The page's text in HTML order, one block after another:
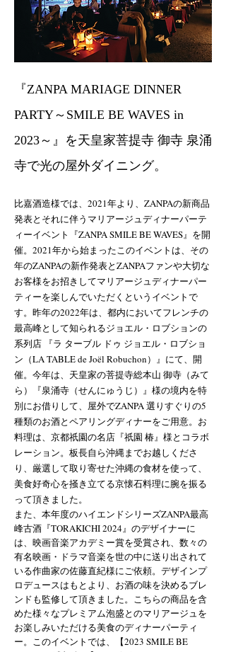
『ZANPA MARIAGE DINNER
PARTY～SMILE BE WAVES in
2023～ 』を天皇家菩提寺 御寺 泉涌
寺で光の屋外ダイニング。
比嘉酒造様では、2021年より、ZANPAの新商品
発表とそれに伴うマリアージュディナーパーテ
ィーイベント『ZANPA SMILE BE WAVES』を開
催。2021年から始まったこのイベントは、その
年のZANPAの新作発表とZANPAファンや大切な
お客様をお招きしてマリアージュディナーパー
ティーを楽しんでいただくというイベントで
す。昨年の2022年は、都内においてフレンチの
最高峰として知られるジョエル・ロブションの
系列店 『ラ ターブル ドゥ ジョエル・ロブショ
ン（LA TABLE de Joël Robuchon）』にて、開
催。 今年は、天皇家の菩提寺総本山 御寺（みて
ら）『泉涌寺（せんにゅうじ）』様の境内を特
別にお借りして、屋外でZANPA 選りすぐりの5
種類のお酒とペアリングディナーをご用意。お
料理は、京都祇園の名店『祇園 椿』様とコラボ
レーション。板長自ら沖縄までお越しくださ
り、厳選して取り寄せた沖縄の食材を使って、
美食好奇心を掻き立てる京懐石料理に腕を振る
って頂きました。
また、本年度のハイエンドシリーズZANPA最高
峰古酒『TORAKICHI 2024』のデザイナーに
は、映画音楽アカデミー賞を受賞され、数々の
有名映画・ドラマ音楽を世の中に送り出されて
いる作曲家の佐藤直紀様にご依頼。デザインプ
ロデュースはもとより、お酒の味を決めるブレ
ンドも監修して頂きました。こちらの商品を含
めた様々なプレミアム泡盛とのマリアージュを
お楽しみいただける美食のディナーパーティ
ー。 このイベントでは、【2023 SMILE BE